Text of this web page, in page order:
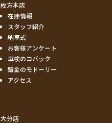
枚方本店
在庫情報
スタッフ紹介
納車式
お客様アンケート
車検のコバック
鈑金のモドーリー
アクセス
大分店